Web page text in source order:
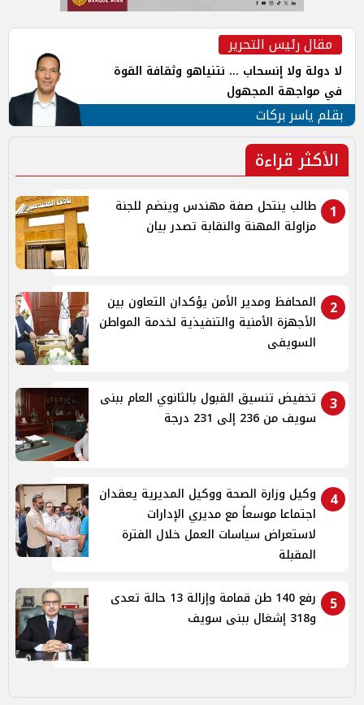
مقال رئيس التحرير
لا دولة ولا إنسحاب ... نتنياهو وثقافة القوة
في مواجهة المجهول
بقلم ياسر بركات
الأكثر قراءة
1
طالب ينتحل صفة مهندس وينضم للجنة
مزاولة المهنة والنقابة تصدر بيان
2
المحافظ ومدير الأمن يؤكدان التعاون بين
الأجهزة الأمنية والتنفيذية لخدمة المواطن
السويفى
3
تخفيض تنسيق القبول بالثانوي العام ببنى
سويف من 236 إلى 231 درجة
4
وكيل وزارة الصحة ووكيل المديرية يعقدان
اجتماعا موسعاً مع مديري الإدارات
لاستعراض سياسات العمل خلال الفترة
المقبلة
5
رفع 140 طن قمامة وإزالة 13 حالة تعدى
و318 إشغال ببنى سويف